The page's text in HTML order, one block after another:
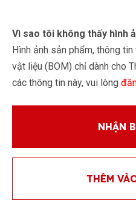
Vì sao tôi không thấy hình
Hình ảnh sản phẩm, thông
vật liệu (BOM) chỉ dành cho
các thông tin này, vui lòng
NHẬN
THÊM